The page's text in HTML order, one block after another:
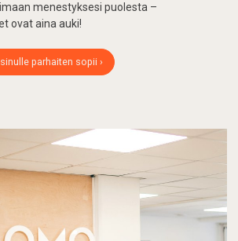
menestyksesi puolesta –
ovat aina auki!
parhaiten sopii ›